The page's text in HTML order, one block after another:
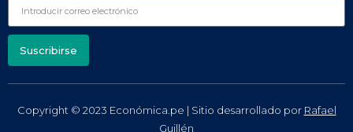
Suscribirse
Copyright © 2023 Económica.pe | Sitio desarrollado por Rafael
Guillén